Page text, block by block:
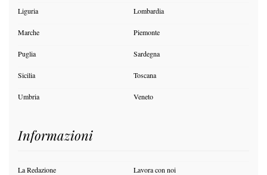
Liguria Lombardia
Marche Piemonte
Puglia Sardegna
Sicilia Toscana
Umbria Veneto
Informazioni
La Redazione Lavora con noi